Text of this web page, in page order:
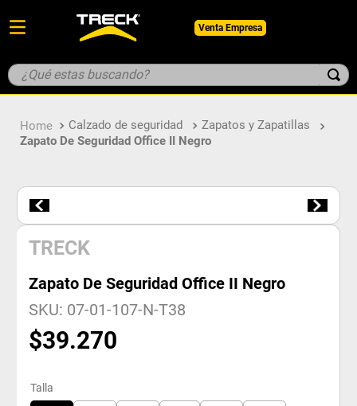
Venta Empresa
¿Qué estas buscando?
Calzado de seguridad
Zapatos y Zapatillas
Zapato De Seguridad Office II Negro
TRECK
Zapato De Seguridad Office II Negro
SKU: 07-01-107-N-T38
$39.270
Talla
1. botin